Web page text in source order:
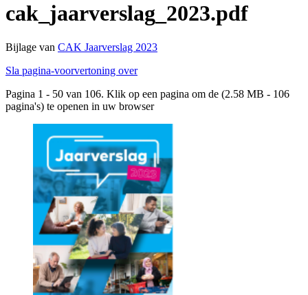
cak_jaarverslag_2023.pdf
Bijlage van CAK Jaarverslag 2023
Sla pagina-voorvertoning over
Pagina 1 - 50 van 106. Klik op een pagina om de (2.58 MB - 106
pagina's) te openen in uw browser